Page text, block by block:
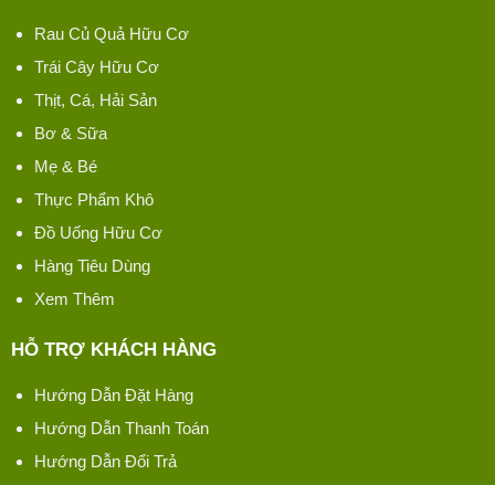
Rau Củ Quả Hữu Cơ
Trái Cây Hữu Cơ
Thịt, Cá, Hải Sản
Bơ & Sữa
Mẹ & Bé
Thực Phẩm Khô
Đồ Uống Hữu Cơ
Hàng Tiêu Dùng
Xem Thêm
HỖ TRỢ KHÁCH HÀNG
Hướng Dẫn Đặt Hàng
Hướng Dẫn Thanh Toán
Hướng Dẫn Đổi Trả